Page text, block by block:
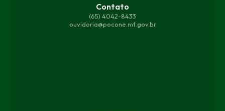
Contato
(65) 4042-8433
ouvidoria@pocone.mt.gov.br